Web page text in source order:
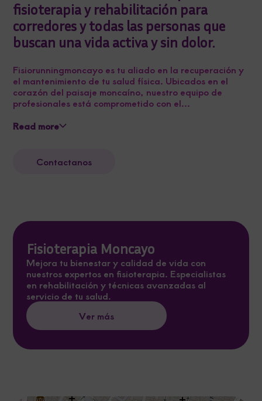
fisioterapia y rehabilitación para
corredores y todas las personas que
buscan una vida activa y sin dolor.
Fisiorunningmoncayo es tu aliado en la recuperación y
el mantenimiento de tu salud física. Ubicados en el
corazón del paisaje moncaíno, nuestro equipo de
profesionales está comprometido con el...
Read more
Contactanos
Fisioterapia Moncayo
Mejora tu bienestar y calidad de vida con
nuestros expertos en fisioterapia. Especialistas
en rehabilitación y técnicas avanzadas al
servicio de tu salud.
Ver más